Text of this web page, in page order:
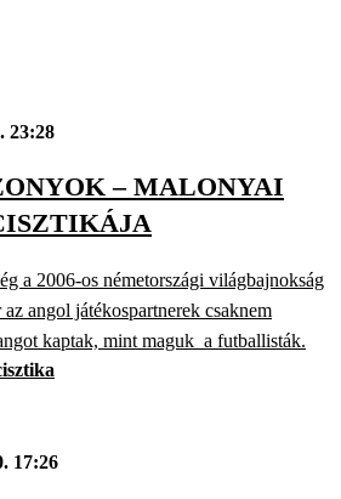
23:28
– MALONYAI
a 2006-os németországi világbajnokság
angol játékospartnerek csaknem
kaptak, mint maguk a futballisták.
17:26